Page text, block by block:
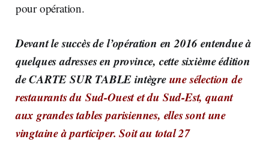
pour opération.
Devant le succès de l’opération en 2016 entendue à
quelques adresses en province, cette sixième édition
de CARTE SUR TABLE intègreune sélection de
restaurants du Sud-Ouest et du Sud-Est, quant
aux grandes tables parisiennes, elles sont une
vingtaine à participer. Soit au total 27